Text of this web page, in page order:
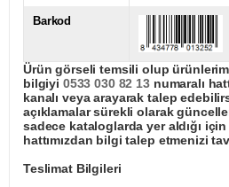
Barkod
Ürün görseli temsili olup
bilgiyi 0533 030 82 13numaralı
kanalı veya arayarak talep
açıklamalar sürekli olarak
sadece kataloglarda yer aldığı
hattımızdan bilgi talep etmenizi
Teslimat Bilgileri